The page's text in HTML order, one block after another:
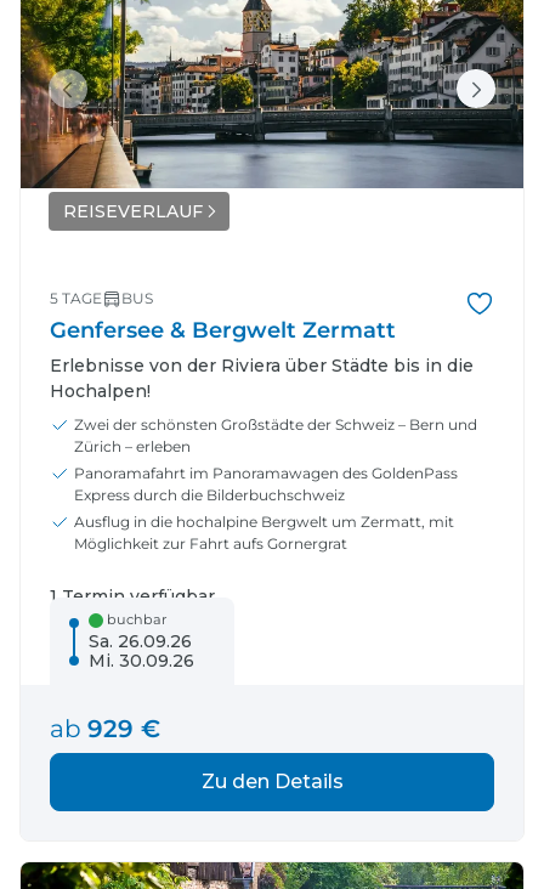
REISEVERLAUF
5 TAGE BUS
Genfersee & Bergwelt Zermatt
Erlebnisse von der Riviera über Städte bis in die
Hochalpen!
Zwei der schönsten Großstädte der Schweiz – Bern und
Zürich – erleben
Panoramafahrt im Panoramawagen des GoldenPass
Express durch die Bilderbuchschweiz
Ausflug in die hochalpine Bergwelt um Zermatt, mit
Möglichkeit zur Fahrt aufs Gornergrat
buchbar
Sa. 26.09.26
Mi. 30.09.26
1 Termin verfügbar
ab 929 €
Zu den Details